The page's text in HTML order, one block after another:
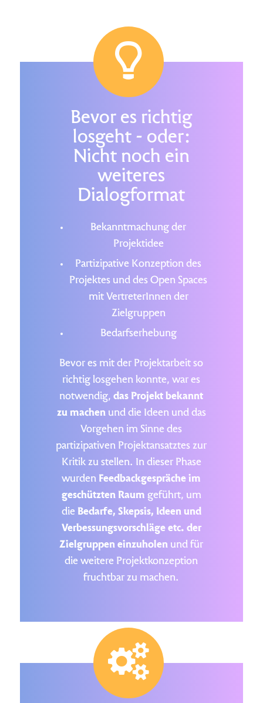
Bevor es richtig
losgeht - oder:
Nicht noch ein
weiteres
Dialogformat
Bekanntmachung der
Projektidee
Partizipative Konzeption des
Projektes und des Open Spaces
mit VertreterInnen der
Zielgruppen
Bedarfserhebung
Bevor es mit der Projektarbeit so
richtig losgehen konnte, war es
notwendig,das Projekt bekannt
zu machenund die Ideen und das
Vorgehen im Sinne des
partizipativen Projektansatztes zur
Kritik zu stellen. In dieser Phase
wurden Feedbackgespräche im
geschützten Raum geführt, um
die Bedarfe, Skepsis, Ideen und
Verbessungsvorschläge etc. der
Zielgruppen einzuholen und für
die weitere Projektkonzeption
fruchtbar zu machen.